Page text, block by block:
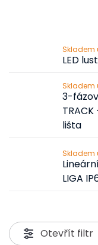
LED
Skladem
3-
lišta
Skladem
LIGA
Skladem
Otevřít filtr